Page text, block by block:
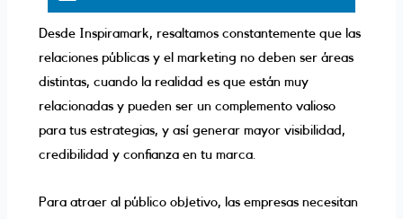
Desde Inspiramark, resaltamos constantemente que las
relaciones públicas y el marketing no deben ser áreas
distintas, cuando la realidad es que están muy
relacionadas y pueden ser un complemento valioso
para tus estrategias, y así generar mayor visibilidad,
credibilidad y confianza en tu marca.
Para atraer al público objetivo, las empresas necesitan